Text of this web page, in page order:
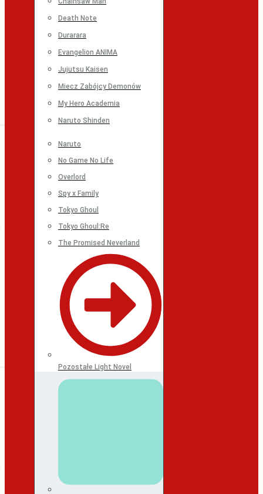
Death Note
Durarara
Evangelion ANIMA
Jujutsu Kaisen
Miecz Zabójcy Demonów
My Hero Academia
Naruto Shinden
Naruto
No Game No Life
Overlord
Spy x Family
Tokyo Ghoul
Tokyo Ghoul:Re
The Promised Neverland
Pozostałe Light Novel